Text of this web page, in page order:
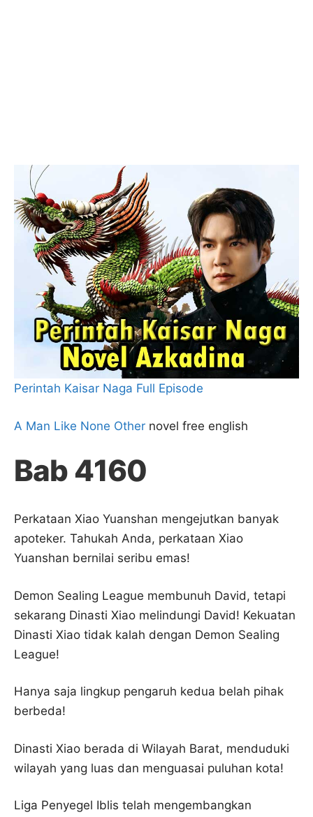
Perintah Kaisar Naga Full Episode
A Man Like None Other novel free english
Bab 4160
Perkataan Xiao Yuanshan mengejutkan banyak
apoteker. Tahukah Anda, perkataan Xiao
Yuanshan bernilai seribu emas!
Demon Sealing League membunuh David, tetapi
sekarang Dinasti Xiao melindungi David! Kekuatan
Dinasti Xiao tidak kalah dengan Demon Sealing
League!
Hanya saja lingkup pengaruh kedua belah pihak
berbeda!
Dinasti Xiao berada di Wilayah Barat, menduduki
wilayah yang luas dan menguasai puluhan kota!
Liga Penyegel Iblis telah mengembangkan